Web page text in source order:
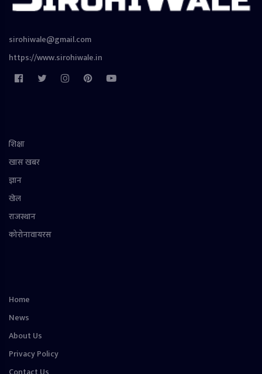
sirohiwale@gmail.com
https://www.sirohiwale.in
शिक्षा
खास खबर
ज्ञान
खेल
राजस्थान
कोरोनावायरस
Home
News
About Us
Privacy Policy